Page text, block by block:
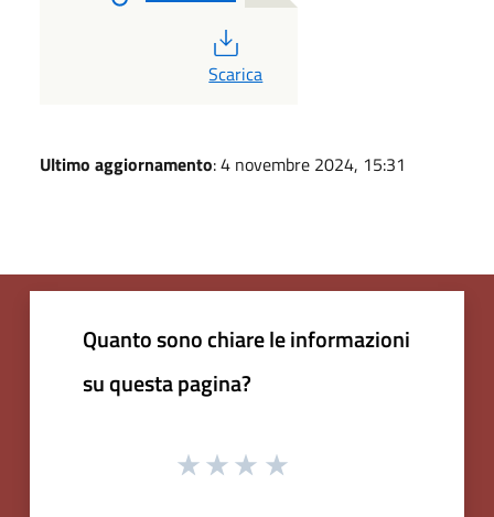
PDF
Scarica
Ultimo aggiornamento: 4 novembre 2024, 15:31
Quanto sono chiare le informazioni
su questa pagina?